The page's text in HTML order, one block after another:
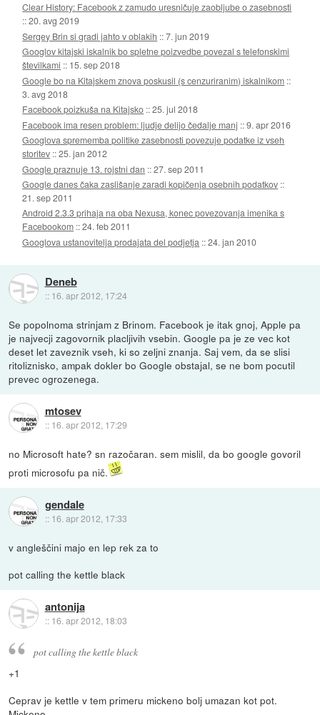
Clear History: Facebook z zamudo uresničuje zaobljube o zasebnosti
::20. avg 2019
Sergey Brin si gradi jahto v oblakih ::7. jun 2019
Googlov kitajski iskalnik bo spletne poizvedbe povezal s telefonskimi
številkami :: 15. sep 2018
Google bo na Kitajskem znova poskusil (s cenzuriranim) iskalnikom ::
3. avg 2018
Facebook poizkuša na Kitajsko ::25. jul 2018
Facebook ima resen problem: ljudje delijo čedalje manj ::9. apr 2016
Googlova sprememba politike zasebnosti povezuje podatke iz vseh
storitev ::25. jan 2012
Google praznuje 13. rojstni dan ::27. sep 2011
Google danes čaka zaslišanje zaradi kopičenja osebnih podatkov ::
21. sep 2011
Android 2.3.3 prihaja na oba Nexusa, konec povezovanja imenika s
Facebookom ::24. feb 2011
Googlova ustanovitelja prodajata del podjetja ::24. jan 2010
Deneb
:: 16. apr 2012, 17:24
Se popolnoma strinjam z Brinom. Facebook je itak gnoj, Apple pa
je najvecji zagovornik placljivih vsebin. Google pa je ze vec kot
deset let zaveznik vseh, ki so zeljni znanja. Saj vem, da se slisi
ritoliznisko, ampak dokler bo Google obstajal, se ne bom pocutil
prevec ogrozenega.
mtosev
:: 16. apr 2012, 17:29
no Microsoft hate? sn razočaran. sem mislil, da bo google govoril
proti microsofu pa nič.
gendale
:: 16. apr 2012, 17:33
v angleščini majo en lep rek za to
pot calling the kettle black
antonija
:: 16. apr 2012, 18:03
pot calling the kettle black
+1
Ceprav je kettle v tem primeru mickeno bolj umazan kot pot.